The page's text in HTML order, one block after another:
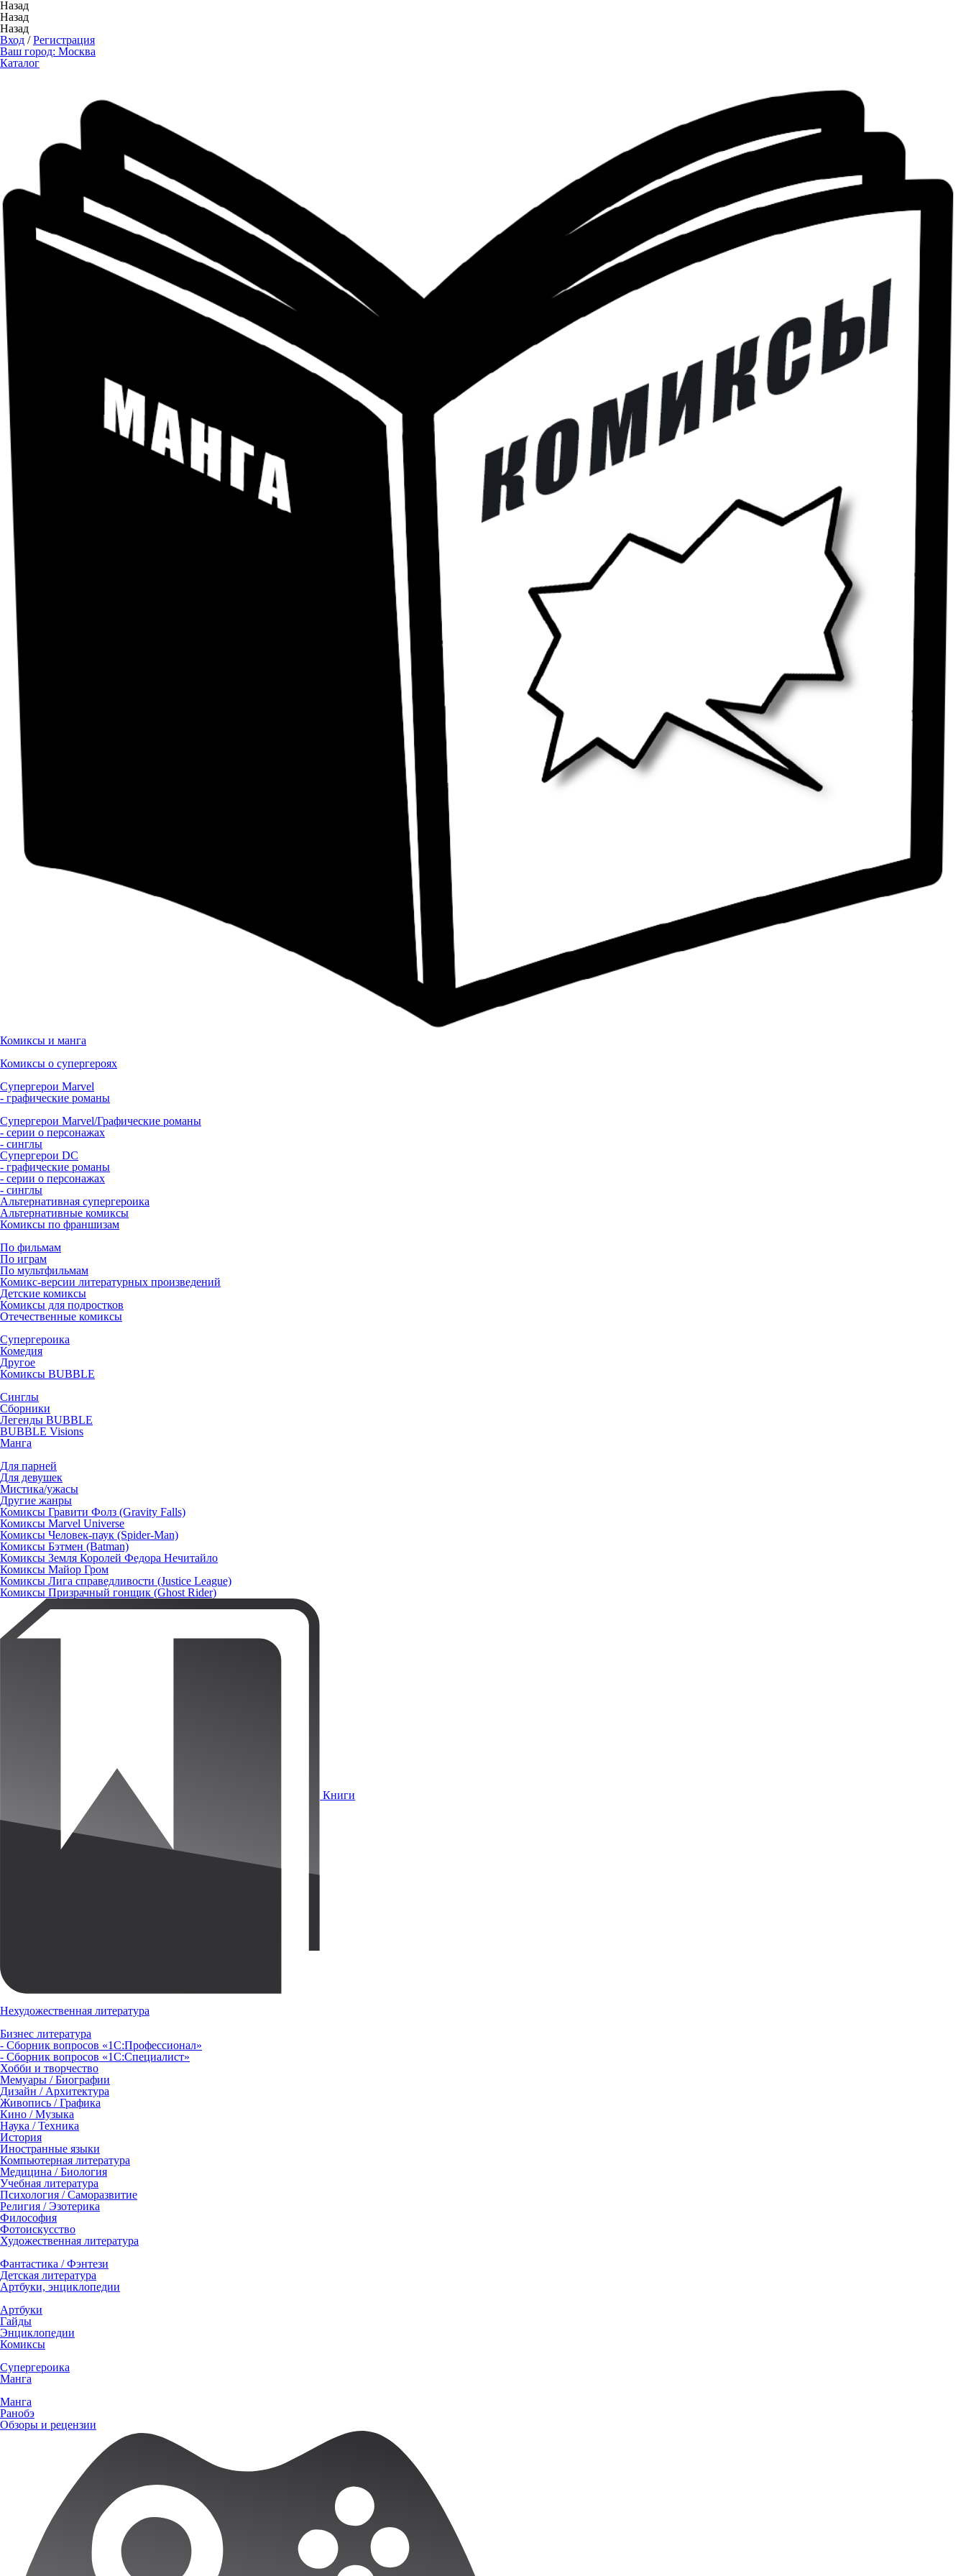
Назад
Назад
Назад
Вход /Регистрация
Ваш город: Москва
Каталог
Комиксы и манга
Комиксы о супергероях
Супергерои Marvel
- графические романы
Супергерои Marvel/Графические романы
- серии о персонажах
- синглы
Супергерои DC
- графические романы
- серии о персонажах
- синглы
Альтернативная супергероика
Альтернативные комиксы
Комиксы по франшизам
По фильмам
По играм
По мультфильмам
Комикс-версии литературных произведений
Детские комиксы
Комиксы для подростков
Отечественные комиксы
Супергероика
Комедия
Другое
Комиксы BUBBLE
Синглы
Сборники
Легенды BUBBLE
BUBBLE Visions
Манга
Для парней
Для девушек
Мистика/ужасы
Другие жанры
Комиксы Гравити Фолз (Gravity Falls)
Комиксы Marvel Universe
Комиксы Человек-паук (Spider-Man)
Комиксы Бэтмен (Batman)
Комиксы Земля Королей Федора Нечитайло
Комиксы Майор Гром
Комиксы Лига справедливости (Justice League)
Комиксы Призрачный гонщик (Ghost Rider)
Книги
Нехудожественная литература
Бизнес литература
- Сборник вопросов «1С:Профессионал»
- Сборник вопросов «1С:Специалист»
Хобби и творчество
Мемуары / Биографии
Дизайн / Архитектура
Живопись / Графика
Кино / Музыка
Наука / Техника
История
Иностранные языки
Компьютерная литература
Медицина / Биология
Учебная литература
Психология / Саморазвитие
Религия / Эзотерика
Философия
Фотоискусство
Художественная литература
Фантастика / Фэнтези
Детская литература
Артбуки, энциклопедии
Артбуки
Гайды
Энциклопедии
Комиксы
Супергероика
Манга
Манга
Ранобэ
Обзоры и рецензии